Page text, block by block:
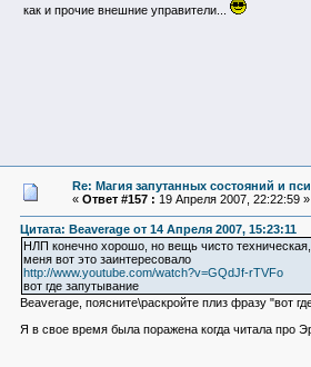
как и прочие внешние управители...
Re: Магия запутанных состояний и
« Ответ #157 : 19 Апреля 2007, 22:22:59 »
Цитата: Beaverage от 14 Апреля 2007, 15:23:11
НЛП конечно хорошо, но вещь чисто
меня вот это заинтересовало
http://www.youtube.com/watch?v=GQdJf-rTVFo
вот где запутывание
Beaverage, поясните\раскройте плиз фразу "вот
Я в свое время была поражена когда читала про